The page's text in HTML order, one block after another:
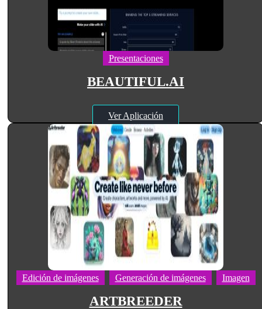
Presentaciones
BEAUTIFUL.AI
Ver Aplicación
Edición de imágenes Generación de imágenes Imagen
ARTBREEDER